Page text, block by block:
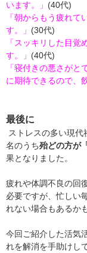
います。」 (40代)
「朝からもう疲れ
す。」 (30代)
「スッキリした目覚
す。」 (40代)
「寝付きの悪さが
に期待できるので、
最後に
ストレスの多い現
名のうち殆どの方が
果となりました。
疲れや体調不良の回
必要ですが、忙しい
れない場合もあるか
今回ご紹介した活気
れを解消を手助けし